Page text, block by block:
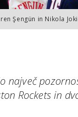
Şengün in Nikola
največ
Rockets in